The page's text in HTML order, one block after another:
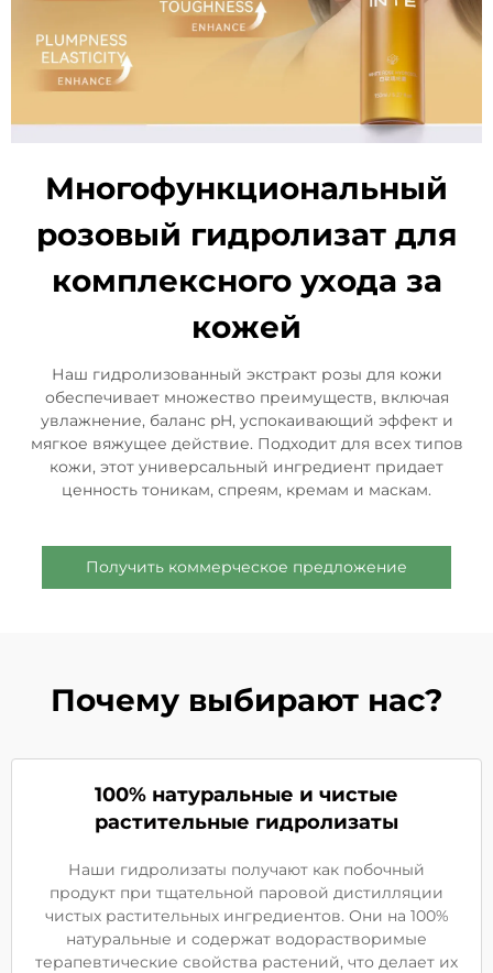
Многофункциональный
розовый гидролизат для
комплексного ухода за
кожей
Наш гидролизованный экстракт розы для кожи
обеспечивает множество преимуществ, включая
увлажнение, баланс pH, успокаивающий эффект и
мягкое вяжущее действие. Подходит для всех типов
кожи, этот универсальный ингредиент придает
ценность тоникам, спреям, кремам и маскам.
Получить коммерческое предложение
Почему выбирают нас?
100% натуральные и чистые
растительные гидролизаты
Наши гидролизаты получают как побочный
продукт при тщательной паровой дистилляции
чистых растительных ингредиентов. Они на 100%
натуральные и содержат водорастворимые
терапевтические свойства растений, что делает их